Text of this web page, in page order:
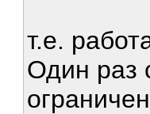
т.е.
Один раз